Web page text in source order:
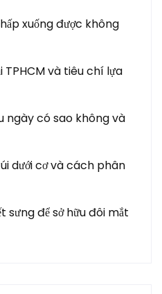
xuống được không
TPHCM và tiêu chí lựa
ngày có sao không và
dưới cơ và cách phân
sưng để sở hữu đôi mắt